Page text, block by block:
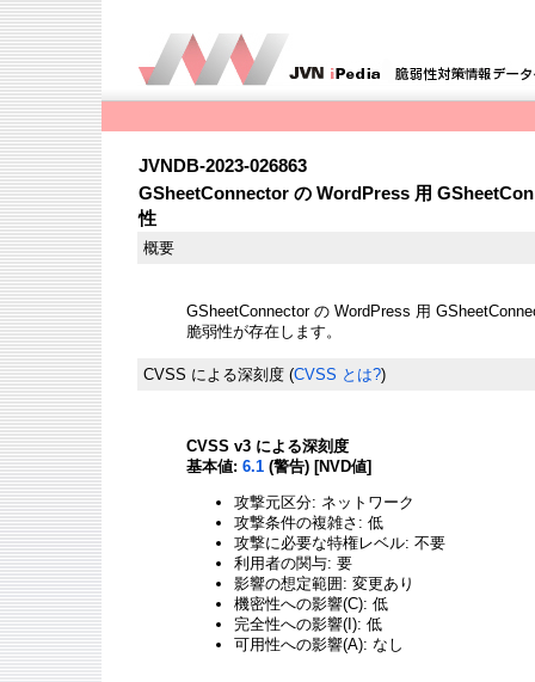
JVNDB-2023-026863
GSheetConnector の WordPress 用
性
概要
GSheetConnector の WordPress 用
脆弱性が存在します。
CVSS による深刻度 (CVSS とは?)
CVSS v3 による深刻度
基本値: 6.1 (警告) [NVD値]
攻撃元区分: ネットワーク
攻撃条件の複雑さ: 低
攻撃に必要な特権レベル: 不要
利用者の関与: 要
影響の想定範囲: 変更あり
機密性への影響(C): 低
完全性への影響(I): 低
可用性への影響(A): なし